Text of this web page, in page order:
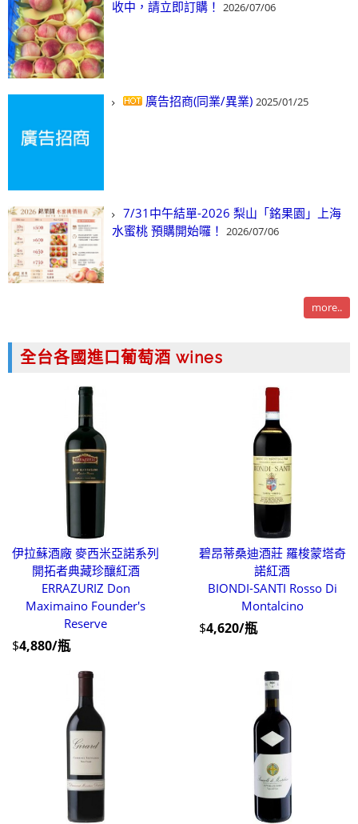
收中，請立即訂購！ 2026/07/06
廣告招商(同業/異業) 2025/01/25
7/31中午結單-2026 梨山「銘果園」上海
水蜜桃 預購開始囉！ 2026/07/06
more..
全台各國進口葡萄酒 wines
伊拉蘇酒廠 麥西米亞諾系列
開拓者典藏珍釀紅酒
ERRAZURIZ Don
Maximaino Founder's
Reserve
$4,880/瓶
碧昂蒂桑迪酒莊 羅梭蒙塔奇
諾紅酒
BIONDI-SANTI Rosso Di
Montalcino
$4,620/瓶